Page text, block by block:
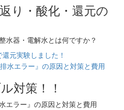
り・酸化・還元の
水器・電解水とは何ですか？
元実験しました！
対策！！
エラー』の原因と対策と費用